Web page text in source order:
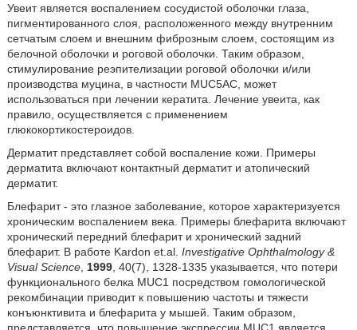
Увеит является воспалением сосудистой оболочки глаза,
пигментированного слоя, расположенного между внутренним
сетчатым слоем и внешним фиброзным слоем, состоящим из
белочной оболочки и роговой оболочки. Таким образом,
стимулирование реэпителизации роговой оболочки и/или
производства муцина, в частности MUC5AC, может
использоваться при лечении кератита. Лечение увеита, как
правило, осуществляется с применением
глюкокортикостероидов.
Дерматит представляет собой воспаление кожи. Примеры
дерматита включают контактный дерматит и атопический
дерматит.
Блефарит - это глазное заболевание, которое характеризуется
хроническим воспалением века. Примеры блефарита включают
хронический передний блефарит и хронический задний
блефарит. В работе Kardon et.al. Investigative Ophthalmology &
Visual Science, 1999, 40(7), 1328-1335 указывается, что потери
функционального белка MUC1 посредством гомологической
рекомбинации приводит к повышению частоты и тяжести
конъюнктивита и блефарита у мышей. Таким образом,